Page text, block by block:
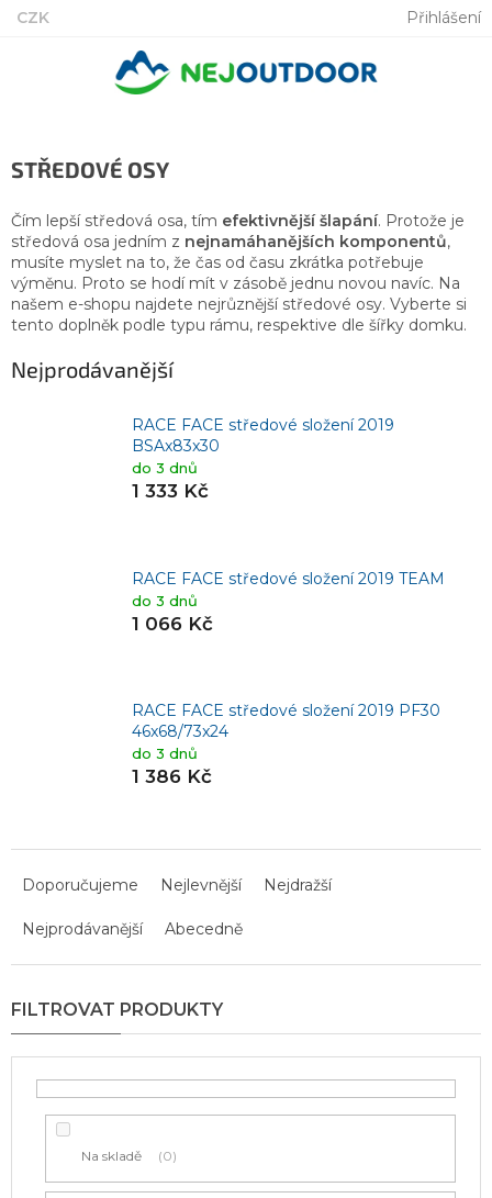
Přejít
CZK Přihlášení
STŘEDOVÉ OSY
Čím lepší středová osa, tím efektivnější šlapání. Protože je
středová osa jedním z nejnamáhanějších komponentů,
musíte myslet na to, že čas od času zkrátka potřebuje
výměnu. Proto se hodí mít v zásobě jednu novou navíc. Na
našem e-shopu najdete nejrůznější středové osy. Vyberte si
tento doplněk podle typu rámu, respektive dle šířky domku.
Nejprodávanější
RACE FACE středové složení 2019
BSAx83x30
do 3 dnů
1 333 Kč
RACE FACE středové složení 2019 TEAM
do 3 dnů
1 066 Kč
RACE FACE středové složení 2019 PF30
46x68/73x24
do 3 dnů
1 386 Kč
p
r
o
Doporučujeme Nejlevnější Nejdražší
Nejprodávanější Abecedně
Na skladě 0